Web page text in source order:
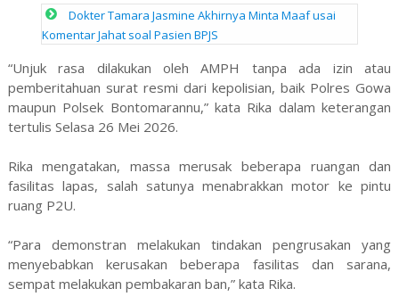
Dokter Tamara Jasmine Akhirnya Minta Maaf usai
Komentar Jahat soal Pasien BPJS
“Unjuk rasa dilakukan oleh AMPH tanpa ada izin atau
pemberitahuan surat resmi dari kepolisian, baik Polres Gowa
maupun Polsek Bontomarannu,” kata Rika dalam keterangan
tertulis Selasa 26 Mei 2026.
Rika mengatakan, massa merusak beberapa ruangan dan
fasilitas lapas, salah satunya menabrakkan motor ke pintu
ruang P2U.
“Para demonstran melakukan tindakan pengrusakan yang
menyebabkan kerusakan beberapa fasilitas dan sarana,
sempat melakukan pembakaran ban,” kata Rika.